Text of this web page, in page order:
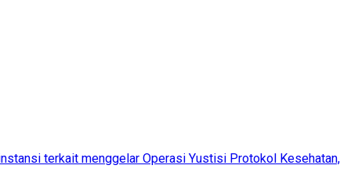
terkait menggelar Operasi Yustisi Protokol Kesehatan,